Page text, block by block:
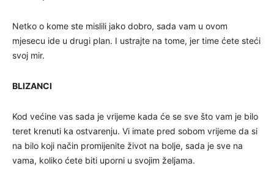
Netko o kome ste mislili jako dobro, sada vam u ovom
mjesecu ide u drugi plan. I ustrajte na tome, jer time ćete steći
svoj mir.
BLIZANCI
Kod većine vas sada je vrijeme kada će se sve što vam je bilo
teret krenuti ka ostvarenju. Vi imate pred sobom vrijeme da si
na bilo koji način promijenite život na bolje, sada je sve na
vama, koliko ćete biti uporni u svojim željama.